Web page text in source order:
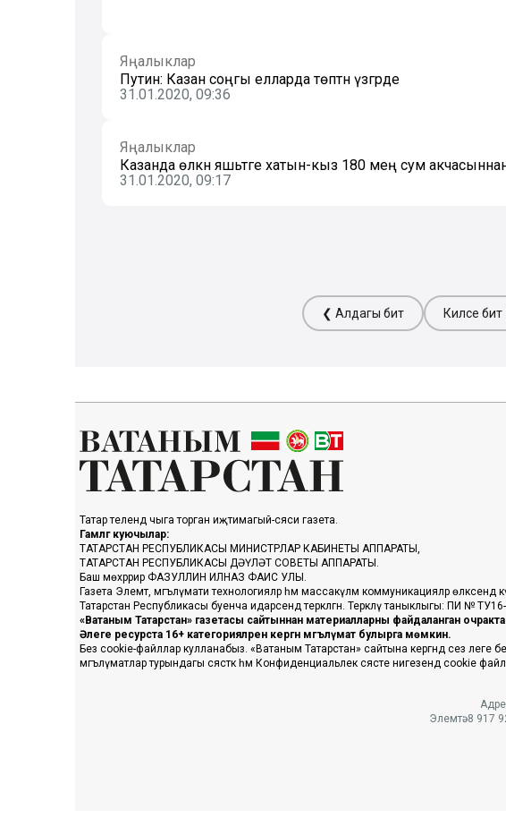
Яңалыклар
Путин: Казан соңгы елларда төптән үзгәрде
31.01.2020, 09:36
Яңалыклар
Казанда өлкән яшьтәге хатын-кыз 180 мең сум
31.01.2020, 09:17
❮ Алдагы бит Киләсе
Татар телендә чыга торган иҗтимагый-сәяси газета.
Гамәлгә куючылар:
ТАТАРСТАН РЕСПУБЛИКАСЫ МИНИСТРЛАР КАБИНЕТЫ АППАРАТЫ,
ТАТАРСТАН РЕСПУБЛИКАСЫ ДӘҮЛӘТ СОВЕТЫ АППАРАТЫ.
Баш мөхәррир ФАЗУЛЛИН ИЛНАЗ ФАИС УЛЫ.
Газета Элемтә, мәгълүмати технологияләр һәм массакүләм коммуникацияләр
Татарстан Республикасы буенча идарәсендә теркәлгән. Теркәлү таныклыгы: ПИ №
«Ватаным Татарстан» газетасы сайтыннан материалларны файдаланган очракта
Әлеге ресурста 16+ категорияләренә кергән мәгълүмат булырга мөмкин.
Без cookie-файллар кулланабыз. «Ватаным Татарстан» сайтына кергәндә сез әлеге
мәгълүматлар турындагы сәясәткә һәм Конфиденциальлек сәясәте нигезендә cookie
Элемтә: 8 917